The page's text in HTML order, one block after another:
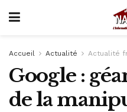
Accueil Actualité Actualité
Google :
de la